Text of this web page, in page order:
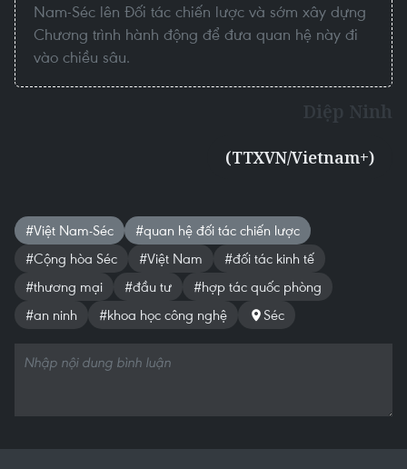
Nam-Séc lên Đối tác chiến lược và sớm xây dựng
Chương trình hành động để đưa quan hệ này đi
vào chiều sâu.
Diệp Ninh
(TTXVN/Vietnam+)
#Việt Nam-Séc
#quan hệ đối tác chiến lược
#Cộng hòa Séc
#Việt Nam
#đối tác kinh tế
#thương mại
#đầu tư
#hợp tác quốc phòng
#an ninh
#khoa học công nghệ Séc